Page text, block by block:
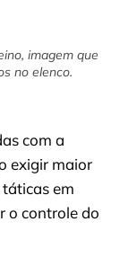
imagem que
no elenco.
com a
exigir maior
em
o controle do